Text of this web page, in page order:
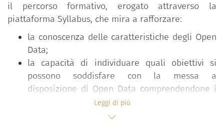
il percorso formativo, erogato attraverso la
piattaforma Syllabus, che mira a rafforzare:
la conoscenza delle caratteristiche degli Open
Data;
la capacità di individuare quali obiettivi si
possono soddisfare con la messa a
disposizione di Open Data comprendendone i
vantaggi per le amministrazioni, i cittadini e le
Leggi di più